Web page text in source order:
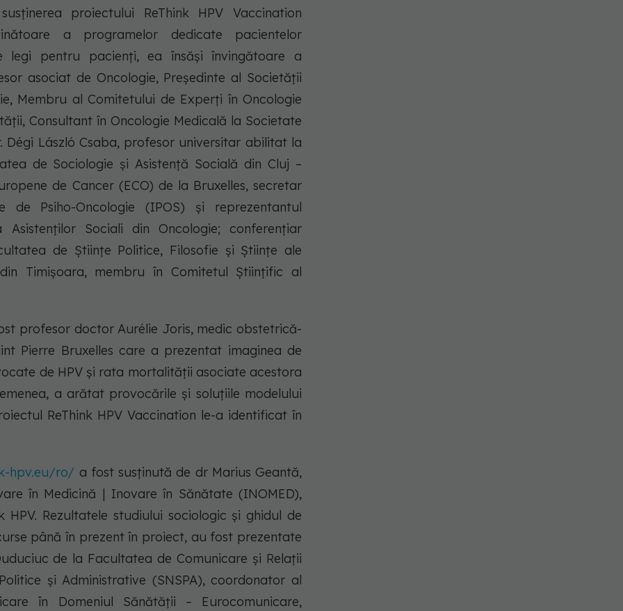
proiectului ReThink HPV Vaccination
a programelor dedicate pacientelor
legi pentru pacienți, ea însăși învingătoare a
asociat de Oncologie, Președinte al Societății
Membru al Comitetului de Experți în Oncologie
Consultant în Oncologie Medicală la Societate
Dégi László Csaba, profesor universitar abilitat la
de Sociologie și Asistență Socială din Cluj –
de Cancer (ECO) de la Bruxelles, secretar
de Psiho-Oncologie (IPOS) și reprezentantul
Sociali din Oncologie; conferențiar
de Științe Politice, Filosofie și Științe ale
Timișoara, membru în Comitetul Științific al
profesor doctor Aurélie Joris, medic obstetrică-
Pierre Bruxelles care a prezentat imaginea de
de HPV și rata mortalității asociate acestora
a arătat provocările și soluțiile modelului
ReThink HPV Vaccination le-a identificat în
hpv.eu/ro/ a fost susținută de dr Marius Geantă,
în Medicină | Inovare în Sănătate (INOMED),
HPV. Rezultatele studiului sociologic și ghidul de
până în prezent în proiect, au fost prezentate
de la Facultatea de Comunicare și Relații
și Administrative (SNSPA), coordonator al
în Domeniul Sănătății – Eurocomunicare,